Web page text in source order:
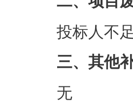
投标人不
三、其他
无